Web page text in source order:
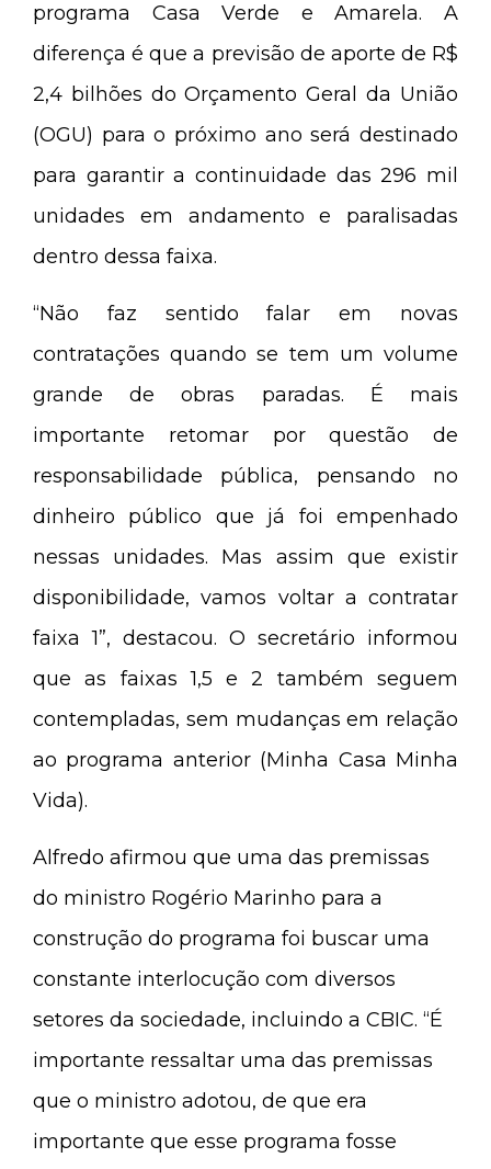
programa Casa Verde e Amarela. A
diferença é que a previsão de aporte de R$
2,4 bilhões do Orçamento Geral da União
(OGU) para o próximo ano será destinado
para garantir a continuidade das 296 mil
unidades em andamento e paralisadas
dentro dessa faixa.
“Não faz sentido falar em novas
contratações quando se tem um volume
grande de obras paradas. É mais
importante retomar por questão de
responsabilidade pública, pensando no
dinheiro público que já foi empenhado
nessas unidades. Mas assim que existir
disponibilidade, vamos voltar a contratar
faixa 1”, destacou. O secretário informou
que as faixas 1,5 e 2 também seguem
contempladas, sem mudanças em relação
ao programa anterior (Minha Casa Minha
Vida).
Alfredo afirmou que uma das premissas
do ministro Rogério Marinho para a
construção do programa foi buscar uma
constante interlocução com diversos
setores da sociedade, incluindo a CBIC. “É
importante ressaltar uma das premissas
que o ministro adotou, de que era
importante que esse programa fosse